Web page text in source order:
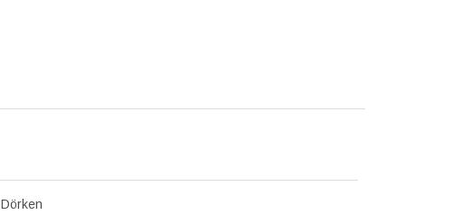
Dörken